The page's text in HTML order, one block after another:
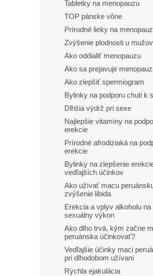
Tabletky na menopauzu
TOP pánske vône
Prírodné lieky na
Zvýšenie plodnosti u mužov
Ako oddialiť menopauzu
Ako sa prejavuje
Ako zlepšiť spermiogram
Bylinky na podporu chuti k
Dlhšia výdrž pri sexe
Najlepšie vitamíny na
erekcie
Prírodné afrodiziaká na
erekcie
Bylinky na zlepšenie
vedľajších účinkov​
Ako užívať macu
zvýšenie libida
Erekcia a vplyv alkoholu na
sexuálny výkon
Ako dlho trvá, kým začne
peruánska účinkovať?
Vedľajšie účinky maci
pri dlhodobom užívaní
Rýchla ejakulácia